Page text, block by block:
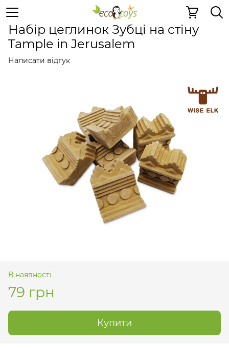
Керамічні конструктори Набір цеглинок Зубці на
Набір цеглинок Зубці на стіну
Tample in Jerusalem
Написати відгук
В наявності
79 грн
Купити